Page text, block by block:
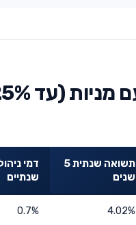
השוואת אלטשולר שחם השתלמות אשראי
תשואה שנתית 5
שנים
דמי
שנתיים
4.02%
0.7%